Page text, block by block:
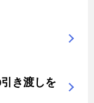
き渡しを